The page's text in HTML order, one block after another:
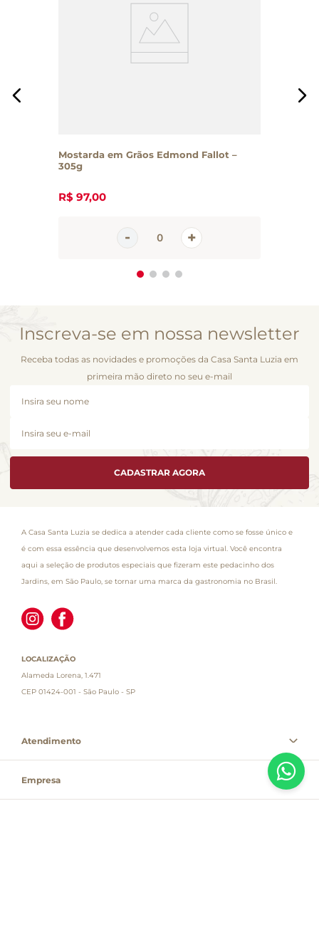
Mostarda em Grãos Edmond Fallot –
305g
R$ 97,00
Inscreva-se em nossa newsletter
Receba todas as novidades e promoções da Casa Santa Luzia em
primeira mão direto no seu e-mail
CADASTRAR AGORA
A Casa Santa Luzia se dedica a atender cada cliente como se fosse único e
é com essa essência que desenvolvemos esta loja virtual. Você encontra
aqui a seleção de produtos especiais que fizeram este pedacinho dos
Jardins, em São Paulo, se tornar uma marca da gastronomia no Brasil.
LOCALIZAÇÃO
Alameda Lorena, 1.471
CEP 01424-001 - São Paulo - SP
Atendimento
Empresa